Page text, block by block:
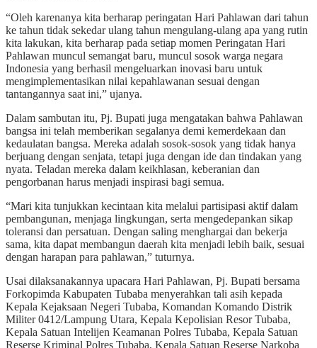
“Oleh karenanya kita berharap peringatan Hari Pahlawan dari tahun
ke tahun tidak sekedar ulang tahun mengulang-ulang apa yang rutin
kita lakukan, kita berharap pada setiap momen Peringatan Hari
Pahlawan muncul semangat baru, muncul sosok warga negara
Indonesia yang berhasil mengeluarkan inovasi baru untuk
mengimplementasikan nilai kepahlawanan sesuai dengan
tantangannya saat ini,” ujanya.
Dalam sambutan itu, Pj. Bupati juga mengatakan bahwa Pahlawan
bangsa ini telah memberikan segalanya demi kemerdekaan dan
kedaulatan bangsa. Mereka adalah sosok-sosok yang tidak hanya
berjuang dengan senjata, tetapi juga dengan ide dan tindakan yang
nyata. Teladan mereka dalam keikhlasan, keberanian dan
pengorbanan harus menjadi inspirasi bagi semua.
“Mari kita tunjukkan kecintaan kita melalui partisipasi aktif dalam
pembangunan, menjaga lingkungan, serta mengedepankan sikap
toleransi dan persatuan. Dengan saling menghargai dan bekerja
sama, kita dapat membangun daerah kita menjadi lebih baik, sesuai
dengan harapan para pahlawan,” tuturnya.
Usai dilaksanakannya upacara Hari Pahlawan, Pj. Bupati bersama
Forkopimda Kabupaten Tubaba menyerahkan tali asih kepada
Kepala Kejaksaan Negeri Tubaba, Komandan Komando Distrik
Militer 0412/Lampung Utara, Kepala Kepolisian Resor Tubaba,
Kepala Satuan Intelijen Keamanan Polres Tubaba, Kepala Satuan
Reserse Kriminal Polres Tubaba, Kepala Satuan Reserse Narkoba